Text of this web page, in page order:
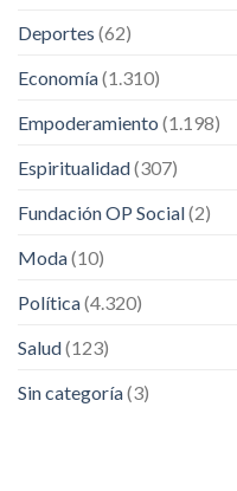
Deportes (62)
Economía(1.310)
Empoderamiento (1.198)
Espiritualidad(307)
Fundación OP Social(2)
Moda(10)
Política(4.320)
Salud(123)
Sin categoría(3)